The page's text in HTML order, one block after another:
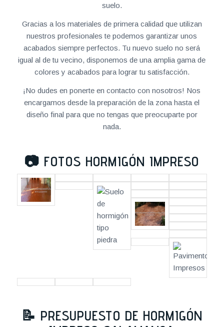
suelo.
Gracias a los materiales de primera calidad que utilizan
nuestros profesionales te podemos garantizar unos
acabados siempre perfectos. Tu nuevo suelo no será
igual al de tu vecino, disponemos de una amplia gama de
colores y acabados para lograr tu satisfacción.
¡No dudes en ponerte en contacto con nosotros! Nos
encargamos desde la preparación de la zona hasta el
diseño final para que no tengas que preocuparte por
nada.
📷 FOTOS HORMIGÓN IMPRESO
📝 PRESUPUESTO DE HORMIGÓN